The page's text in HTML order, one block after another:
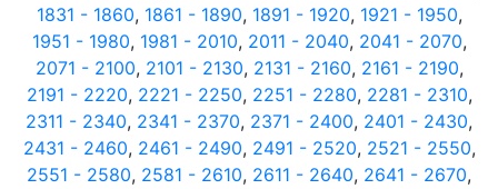
1831 - 1860, 1861 - 1890, 1891 - 1920, 1921 - 1950,
1951 - 1980, 1981 - 2010, 2011 - 2040, 2041 - 2070,
2071 - 2100, 2101 - 2130, 2131 - 2160, 2161 - 2190,
2191 - 2220, 2221 - 2250, 2251 - 2280, 2281 - 2310,
2311 - 2340, 2341 - 2370, 2371 - 2400, 2401 - 2430,
2431 - 2460, 2461 - 2490, 2491 - 2520, 2521 - 2550,
2551 - 2580, 2581 - 2610, 2611 - 2640, 2641 - 2670,